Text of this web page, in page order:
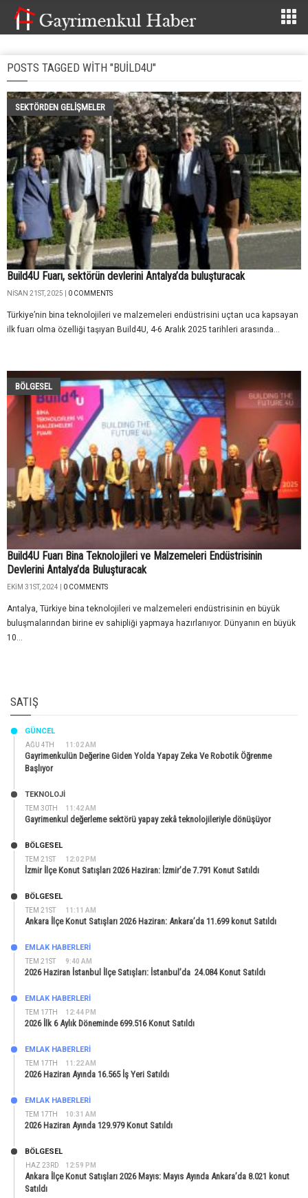
POSTS TAGGED WITH "BUILD4U"
SEKTÖRDEN GELIŞMELER
Build4U Fuarı, sektörün devlerini Antalya’da buluşturacak
NISAN 21ST, 2025 | 0 COMMENTS
Türkiye’nin bina teknolojileri ve malzemeleri endüstrisini uçtan uca kapsayan
ilk fuarı olma özelliği taşıyan Build4U, 4-6 Aralık 2025 tarihleri arasında...
BÖLGESEL
Build4U Fuarı Bina Teknolojileri ve Malzemeleri Endüstrisinin
Devlerini Antalya’da Buluşturacak
EKIM 31ST, 2024 | 0 COMMENTS
Antalya, Türkiye bina teknolojileri ve malzemeleri endüstrisinin en büyük
buluşmalarından birine ev sahipliği yapmaya hazırlanıyor. Dünyanın en büyük
10...
SATIŞ
AĞU 4TH 11:02 AM
GÜNCEL
Gayrimenkulün Değerine Giden Yolda Yapay Zeka Ve Robotik Öğrenme
Başlıyor
TEM 30TH 11:42 AM
TEKNOLOJİ
Gayrimenkul değerleme sektörü yapay zekâ teknolojileriyle dönüşüyor
TEM 21ST 12:02 PM
BÖLGESEL
İzmir İlçe Konut Satışları 2026 Haziran: İzmir’de 7.791 Konut Satıldı
TEM 21ST 11:11 AM
BÖLGESEL
Ankara İlçe Konut Satışları 2026 Haziran: Ankara’da 11.699 konut Satıldı
TEM 21ST 9:40 AM
EMLAK HABERLERI
2026 Haziran İstanbul İlçe Satışları: İstanbul’da 24.084 Konut Satıldı
TEM 17TH 12:44 PM
EMLAK HABERLERI
2026 İlk 6 Aylık Döneminde 699.516 Konut Satıldı
TEM 17TH 11:22 AM
EMLAK HABERLERI
2026 Haziran Ayında 16.565 İş Yeri Satıldı
TEM 17TH 10:31 AM
EMLAK HABERLERI
2026 Haziran Ayında 129.979 Konut Satıldı
HAZ 23RD 12:59 PM
BÖLGESEL
Ankara İlçe Konut Satışları 2026 Mayıs: Mayıs Ayında Ankara’da 8.021 konut
Satıldı